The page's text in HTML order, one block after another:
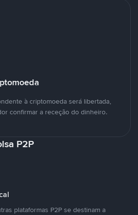
à criptomoeda será libertada,
confirmar a receção do dinheiro.
P2P
plataformas P2P se destinam a